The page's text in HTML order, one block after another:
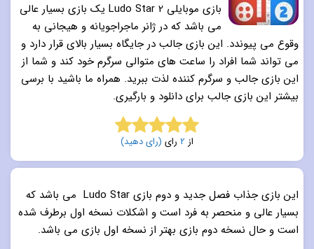
بازی موبایلی Ludo Star 2 یک بازی بسیار عالی
می باشد که در ژانر ماجراجویانه و هیجانی به
وقوع می پیوندد. این بازی جالب در جایگاه بسیار بالای قرار دارد و
می تواند شما افراد را ساعت های متوالی سرگرم خود کند و شما از
این بازی جالب و سرگرم کننده لذت ببرید. همراه ما باشید با برسی
بیشتر این بازی جالب برای دانلود و بارگیری.
5.0 از 5 از 2 رای (رای دهید)
این بازی جذاب فصل جدید و دوم بازی Ludo Star می باشد که
بسیار عالی و منحصر به فرد است و اشکلات نسخه اول برطرف شده
است و حال نسخه دوم بازی بهتر از نسخه اول بازی می باشد.